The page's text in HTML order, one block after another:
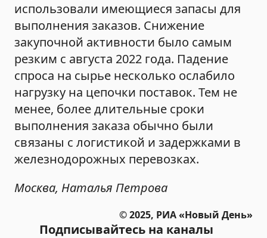
использовали имеющиеся запасы для
выполнения заказов. Снижение
закупочной активности было самым
резким с августа 2022 года. Падение
спроса на сырье несколько ослабило
нагрузку на цепочки поставок. Тем не
менее, более длительные сроки
выполнения заказа обычно были
связаны с логистикой и задержками в
железнодорожных перевозках.
Москва, Наталья Петрова
© 2025, РИА «Новый День»
Подписывайтесь на каналы